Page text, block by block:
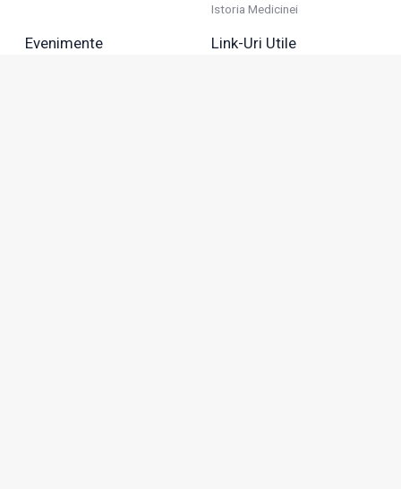
Istoria Medicinei
Evenimente Link-Uri Utile